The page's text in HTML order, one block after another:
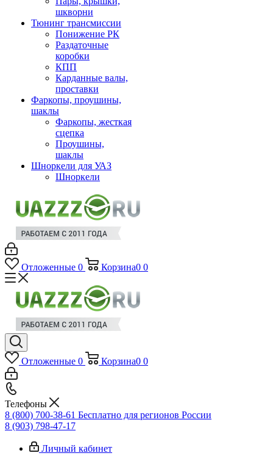
шкворни
Тюнинг трансмиссии
Понижение РК
Раздаточные
коробки
КПП
Карданные валы,
проставки
Фаркопы, проушины,
шаклы
Фаркопы, жесткая
сцепка
Проушины,
шаклы
Шноркели для УАЗ
Шноркели
Отложенные 0 Корзина0 0
Отложенные 0 Корзина0 0
Телефоны
8 (800) 700-38-61 Бесплатно для регионов России
8 (903) 798-47-17
Личный кабинет